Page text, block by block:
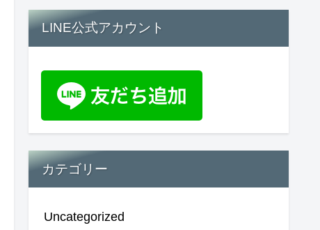
LINE公式アカウント
カテゴリー
Uncategorized